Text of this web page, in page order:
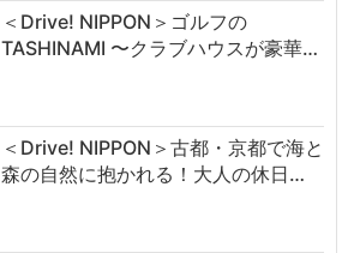
＜Drive! NIPPON＞ゴルフの
TASHINAMI 〜クラブハウスが豪華…
＜Drive! NIPPON＞古都・京都で海と
森の自然に抱かれる！大人の休日…